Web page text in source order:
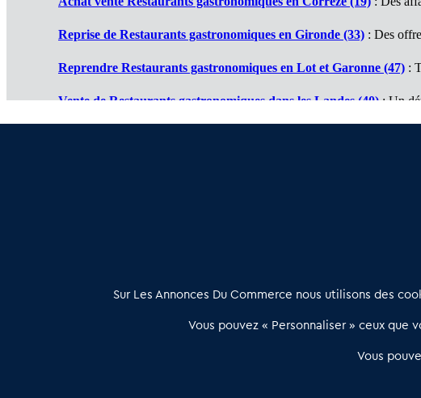
Reprise de Restaurants gastronomiques en Gironde (33) : Des
Reprendre Restaurants gastronomiques en Lot et Garonne (47) :
Vente de Restaurants gastronomiques dans les Landes (40): Un
relation qualifiée conçu pour les acteurs de l’immobilier commercial
02 54 56
Notre
Offres Pro
Qui
Sur Les Annonces Du Commerce nous utilisons des
Vous pouvez « Personnaliser » ceux
Vous